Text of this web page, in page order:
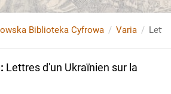
Biblioteka Cyfrowa Varia
: Lettres d'un Ukraïnien sur la